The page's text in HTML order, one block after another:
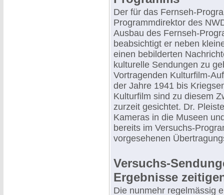
Der für das Fernseh-
Programmdirektor des
Ausbau des Fernseh-
beabsichtigt er neben
einen bebilderten
kulturelle Sendungen zu
Vortragenden Kulturfilm-
der Jahre 1941 bis
Kulturfilm sind zu diesem
zurzeit gesichtet. Dr.
Kameras in die Museen
bereits im Versuchs-
vorgesehenen
Versuchs-
Ergebnisse
Die nunmehr regelmässig